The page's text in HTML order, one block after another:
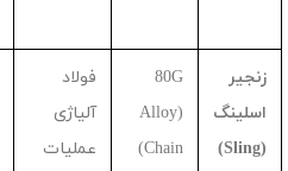
زنجیر
اسلینگ
(
Sling
)
G
80
(
Alloy
Chain
)
فولاد
آلیاژی
عملیات